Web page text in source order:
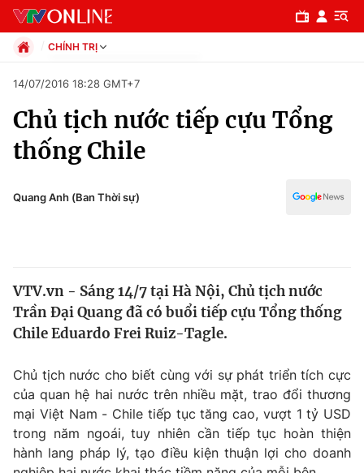
Chuyên mục
Chính trị
Xã hội
Y tế
Tin tức
Thế giới đó đây
Câu chuyện quốc tế
Kinh tế
Tài chính
Thị trường
Dữ liệu và đời sống
CHÍNH TRỊ
Xã hội
Pháp luật
Kinh tế
Thể thao
Văn hóa - Giải trí
Giáo dục
14/07/2016 18:28 GMT+7
Chủ tịch nước tiếp cựu Tổng
thống Chile
Quang Anh (Ban Thời sự)
VTV.vn - Sáng 14/7 tại Hà Nội, Chủ tịch nước
Trần Đại Quang đã có buổi tiếp cựu Tổng thống
Chile Eduardo Frei Ruiz-Tagle.
Chủ tịch nước cho biết cùng với sự phát triển tích cực
của quan hệ hai nước trên nhiều mặt, trao đổi thương
mại Việt Nam - Chile tiếp tục tăng cao, vượt 1 tỷ USD
trong năm ngoái, tuy nhiên cần tiếp tục hoàn thiện
hành lang pháp lý, tạo điều kiện thuận lợi cho doanh